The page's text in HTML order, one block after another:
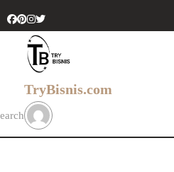
TryBisnis.com